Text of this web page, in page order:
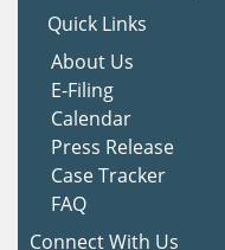
Quick Links
About Us
E-Filing
Calendar
Press Release
Case Tracker
FAQ
Connect With Us